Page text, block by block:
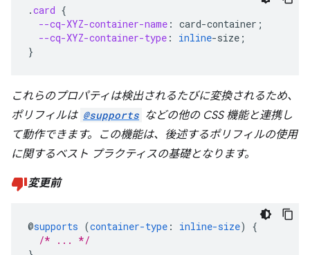
.card {
--cq-XYZ-container-name : card-container ;
--cq-XYZ-container-type : inline-size ;
}
これらのプロパティは検出されるたびに変換されるため、
ポリフィルは @supports などの他の CSS 機能と連携し
て動作できます。この機能は、後述するポリフィルの使用
に関するベスト プラクティスの基礎となります。
変更前
@supports (container-type : inline-size)
{
/* ... */